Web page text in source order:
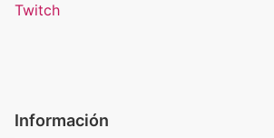
Twitch
Información